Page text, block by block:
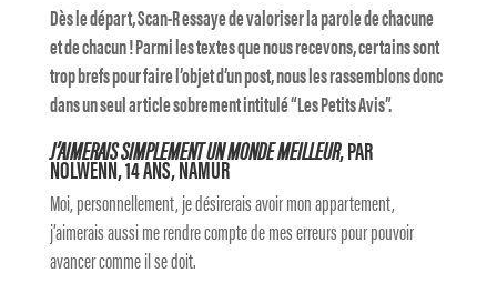
Dès le départ, Scan-R essaye de valoriser la parole de chacune
et de chacun ! Parmi les textes que nous recevons, certains sont
trop brefs pour faire l’objet d’un post, nous les rassemblons donc
dans un seul article sobrement intitulé “Les Petits Avis”.
J’AIMERAIS SIMPLEMENT UN MONDE MEILLEUR, PAR
NOLWENN, 14 ANS, NAMUR
Moi, personnellement, je désirerais avoir mon appartement,
j’aimerais aussi me rendre compte de mes erreurs pour pouvoir
avancer comme il se doit.